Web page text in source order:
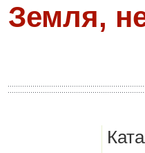
Земля,